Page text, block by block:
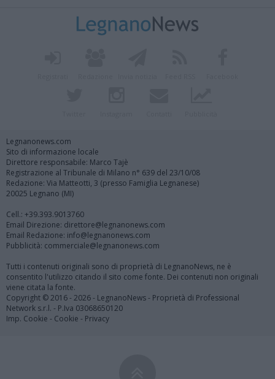
Legnanonews.com
Sito di informazione locale
Direttore responsabile: Marco Tajè
Registrazione al Tribunale di Milano n° 639 del 23/10/08
Redazione: Via Matteotti, 3 (presso Famiglia Legnanese)
20025 Legnano (MI)
Cell.: +39.393.9013760
Email Direzione: direttore@legnanonews.com
Email Redazione: info@legnanonews.com
Pubblicità: commerciale@legnanonews.com
Tutti i contenuti originali sono di proprietà di LegnanoNews, ne è
consentito l'utilizzo citando il sito come fonte. Dei contenuti non originali
viene citata la fonte.
Copyright © 2016 - 2026 - LegnanoNews - Proprietà di Professional
Network s.r.l. - P.Iva 03068650120
Imp. Cookie - Cookie - Privacy